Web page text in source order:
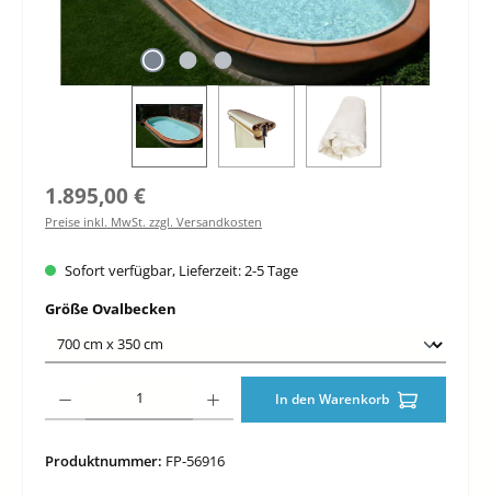
Regulärer Preis:
1.895,00 €
Preise inkl. MwSt. zzgl. Versandkosten
Sofort verfügbar, Lieferzeit: 2-5 Tage
Größe Ovalbecken
In den Warenkorb
Produktnummer: FP-56916